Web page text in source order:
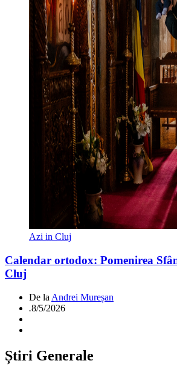
Azi in Cluj
Calendar ortodox: Pomenirea
Cluj
De la Andrei Mureșan
.8/5/2026
Știri Generale